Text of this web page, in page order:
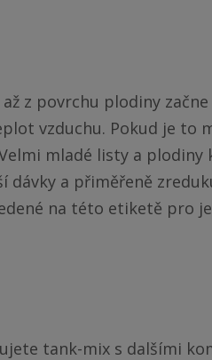
z povrchu plodiny začne
vzduchu. Pokud je to
mladé listy a plodiny
dávky a přiměřeně
na této etiketě pro
tank-mix s dalšími